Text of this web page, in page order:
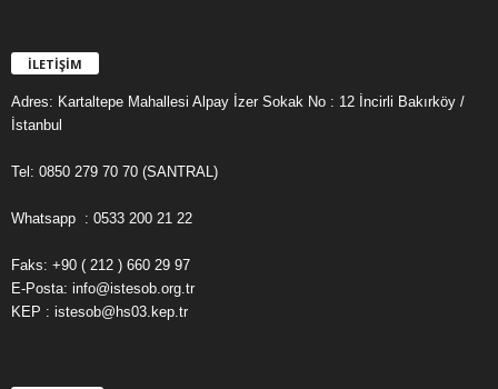
İLETİŞİM
Adres: Kartaltepe Mahallesi Alpay İzer Sokak No : 12 İncirli Bakırköy /
İstanbul
Tel: 0850 279 70 70 (SANTRAL)
Whatsapp : 0533 200 21 22
Faks: +90 ( 212 ) 660 29 97
E-Posta: info@istesob.org.tr
KEP : istesob@hs03.kep.tr